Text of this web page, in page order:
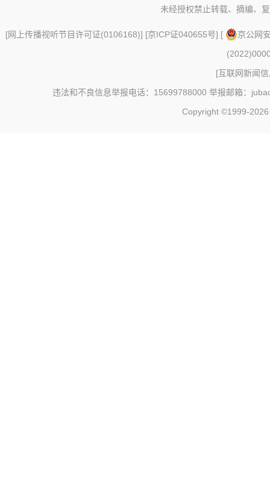
未经授权禁止转载、摘编、
[网上传播视听节目许可证(0106168)] [京ICP证040655号] [
京公网
[互联网新闻
违法和不良信息举报电话：15699788000 举报邮箱：
Copyright ©1999-